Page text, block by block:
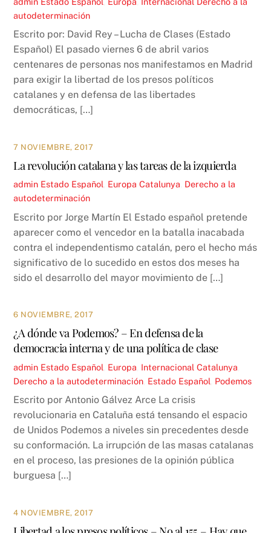
autodeterminación
Escrito por: David Rey – Lucha de Clases (Estado
Español) El pasado viernes 6 de abril varios
centenares de personas nos manifestamos en Madrid
para exigir la libertad de los presos políticos
catalanes y en defensa de las libertades
democráticas, […]
7 NOVIEMBRE, 2017
La revolución catalana y las tareas de la izquierda
admin Estado Español Europa Catalunya Derecho a la
autodeterminación
Escrito por Jorge Martín El Estado español pretende
aparecer como el vencedor en la batalla inacabada
contra el independentismo catalán, pero el hecho más
significativo de lo sucedido en estos dos meses ha
sido el desarrollo del mayor movimiento de […]
6 NOVIEMBRE, 2017
¿A dónde va Podemos? – En defensa de la
democracia interna y de una política de clase
admin Estado Español Europa Internacional Catalunya
Derecho a la autodeterminación Estado Español Podemos
Escrito por Antonio Gálvez Arce La crisis
revolucionaria en Cataluña está tensando el espacio
de Unidos Podemos a niveles sin precedentes desde
su conformación. La irrupción de las masas catalanas
en el proceso, las presiones de la opinión pública
burguesa […]
4 NOVIEMBRE, 2017